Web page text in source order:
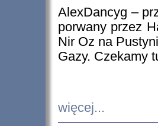
AlexDancyg –
porwany przez
Nir Oz na
Gazy. Czekamy
więcej...